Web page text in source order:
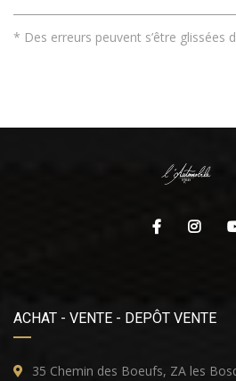
* Des erreurs peuvent s’être glissées
ACHAT - VENTE - DEPÔT VENTE
35 Chemin des Boeufs, ZA les